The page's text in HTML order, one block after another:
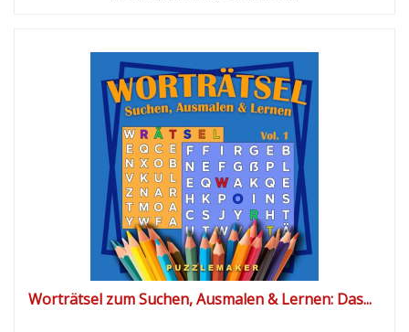
Worträtsel zum Suchen, Ausmalen & Lernen: Das...